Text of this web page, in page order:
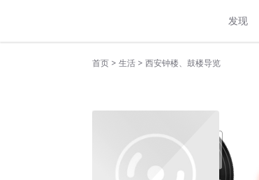
发现
首页 > 生活 > 西安钟楼、鼓楼导览